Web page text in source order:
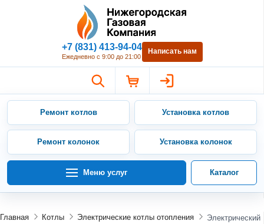
Нижегородская Газовая
+7 (831) 413-94-04
Ежедневно с 9:00 до 21:00
Написать нам
Ремонт котлов Установка котлов
Ремонт колонок Установка колонок
Меню услуг Каталог
Главная Котлы Электрические котлы отопления
Электрический